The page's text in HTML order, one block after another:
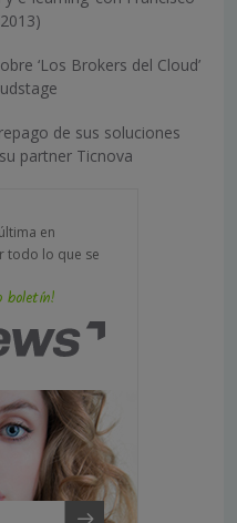
‘Los Brokers del Cloud’
de sus soluciones
partner Ticnova
en
todo lo que se
boletín!